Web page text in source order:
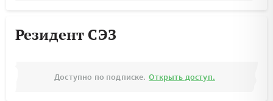
Резидент СЭЗ
Доступно по подписке. Открыть доступ.